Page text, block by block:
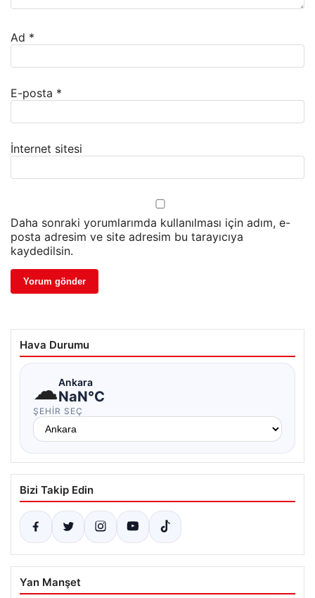
Ad *
E-posta *
İnternet sitesi
Daha sonraki yorumlarımda kullanılması için adım, e-
posta adresim ve site adresim bu tarayıcıya
kaydedilsin.
Hava Durumu
☁Ankara
NaN°C
ŞEHIR SEÇ
Bizi Takip Edin
Yan Manşet